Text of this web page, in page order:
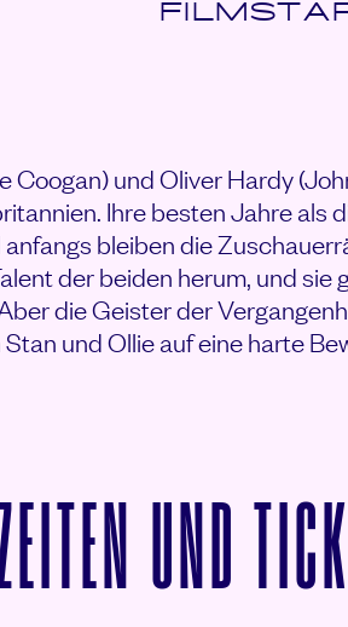
Coogan) und Oliver Hardy
Ihre besten Jahre als
bleiben die
der beiden herum, und sie
die Geister der
und Ollie auf eine harte
UND